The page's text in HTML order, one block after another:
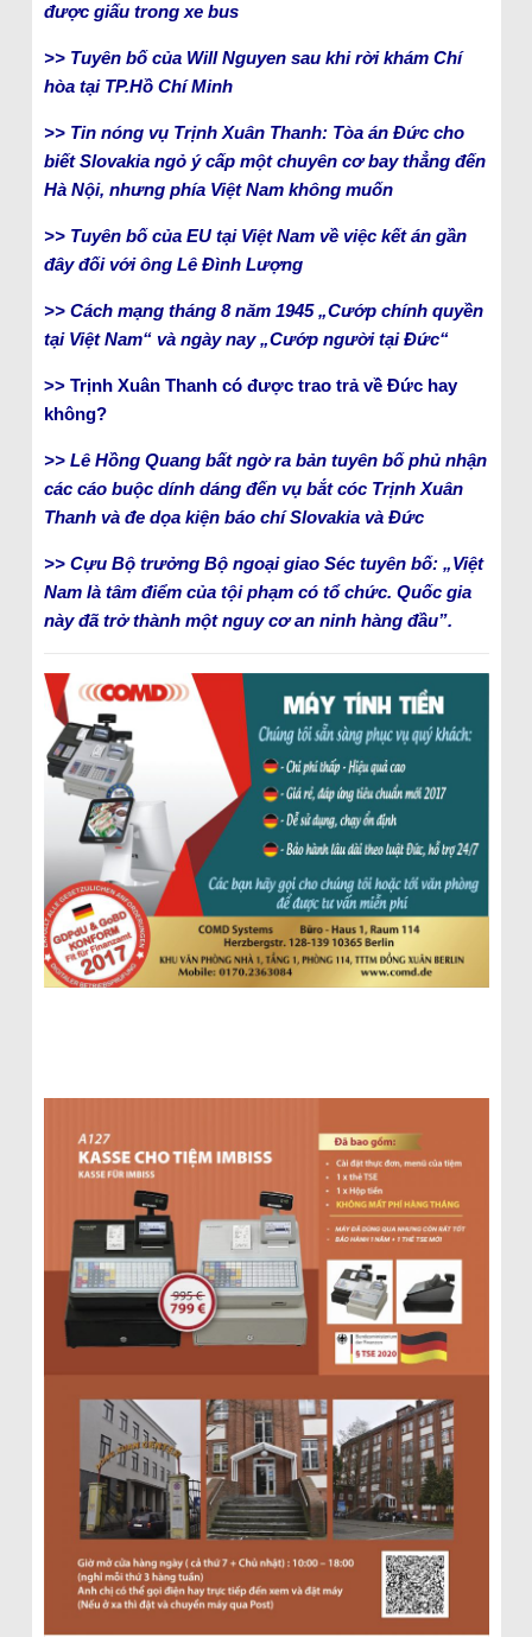
được giấu trong xe bus
>> Tuyên bố của Will Nguyen sau khi rời khám Chí
hòa tại TP.Hồ Chí Minh
>> Tin nóng vụ Trịnh Xuân Thanh: Tòa án Đức cho
biết Slovakia ngỏ ý cấp một chuyên cơ bay thẳng đến
Hà Nội, nhưng phía Việt Nam không muốn
>> Tuyên bố của EU tại Việt Nam về việc kết án gần
đây đối với ông Lê Đình Lượng
>> Cách mạng tháng 8 năm 1945 „Cướp chính quyền
tại Việt Nam“ và ngày nay „Cướp người tại Đức“
>> Trịnh Xuân Thanh có được trao trả về Đức hay
không?
>> Lê Hồng Quang bất ngờ ra bản tuyên bố phủ nhận
các cáo buộc dính dáng đến vụ bắt cóc Trịnh Xuân
Thanh và đe dọa kiện báo chí Slovakia và Đức
>> Cựu Bộ trưởng Bộ ngoại giao Séc tuyên bố: „Việt
Nam là tâm điểm của tội phạm có tổ chức. Quốc gia
này đã trở thành một nguy cơ an ninh hàng đầu”.